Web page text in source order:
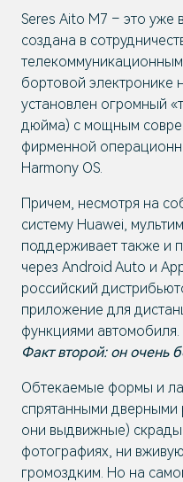
Seres Aito M7 – это уже
создана в
бортовой электронике
установлен огромный
дюйма) с мощным
фирменной
Harmony OS.
Причем, несмотря на
систему Huawei,
поддерживает также и
через Android Auto и
российский
приложение для
функциями автомобиля.
Факт второй: он очень
Обтекаемые формы и
спрятанными дверными
они выдвижные)
фотографиях, ни
громоздким. Но на